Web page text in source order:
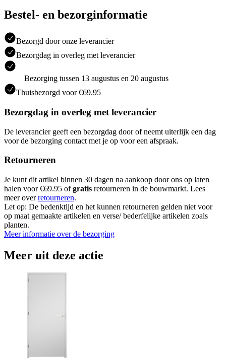
Bestel- en bezorginformatie
Bezorgd door onze leverancier
Bezorgdag in overleg met leverancier
Bezorging tussen 13 augustus en 20 augustus
Thuisbezorgd voor €69.95
Bezorgdag in overleg met leverancier
De leverancier geeft een bezorgdag door of neemt uiterlijk een dag
voor de bezorging contact met je op voor een afspraak.
Retourneren
Je kunt dit artikel binnen 30 dagen na aankoop door ons op laten
halen voor €69.95 ofgratis retourneren in de bouwmarkt. Lees
meer overretourneren.
Let op: De bedenktijd en het kunnen retourneren gelden niet voor
op maat gemaakte artikelen en verse/ bederfelijke artikelen zoals
planten.
Meer informatie over de bezorging
Meer uit deze actie